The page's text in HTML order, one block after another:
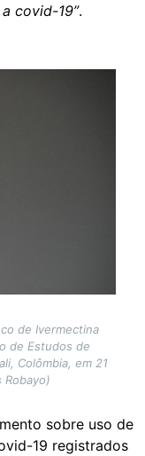
covid-19”.
de Ivermectina
de Estudos de
Colômbia, em 21
sobre uso de
19 registrados